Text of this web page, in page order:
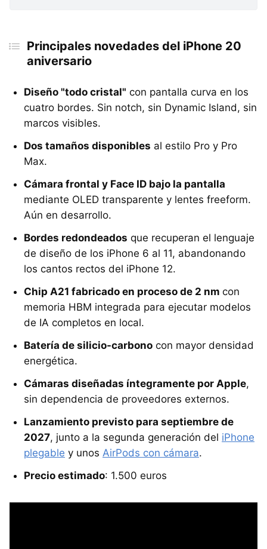
¿Cómo podría ser el diseño del iPhone 20 aniversario?
¿Cuándo llegaría el iPhone 20?
Principales novedades del iPhone 20
aniversario
Diseño "todo cristal" con pantalla curva en los
cuatro bordes. Sin notch, sin Dynamic Island, sin
marcos visibles.
Dos tamaños disponibles al estilo Pro y Pro
Max.
Cámara frontal y Face ID bajo la pantalla
mediante OLED transparente y lentes freeform.
Aún en desarrollo.
Bordes redondeados que recuperan el lenguaje
de diseño de los iPhone 6 al 11, abandonando
los cantos rectos del iPhone 12.
Chip A21 fabricado en proceso de 2 nm con
memoria HBM integrada para ejecutar modelos
de IA completos en local.
Batería de silicio-carbono con mayor densidad
energética.
Cámaras diseñadas íntegramente por Apple,
sin dependencia de proveedores externos.
Lanzamiento previsto para septiembre de
2027, junto a la segunda generación del iPhone
plegable y unos AirPods con cámara.
Precio estimado: 1.500 euros